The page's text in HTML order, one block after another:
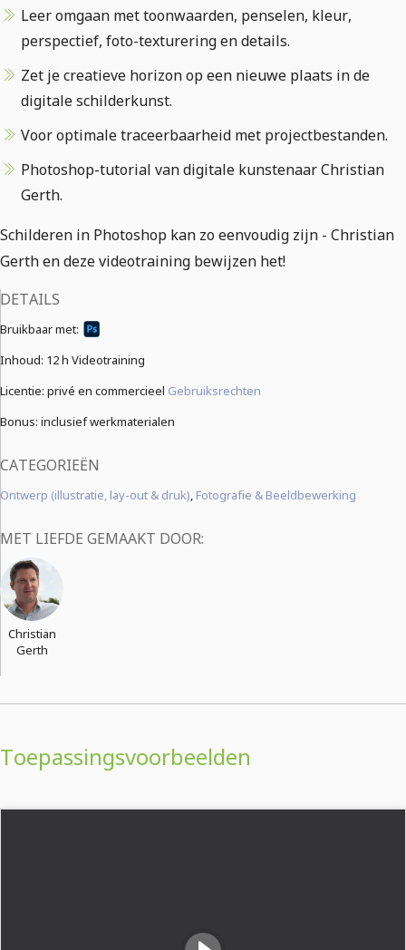
Leer omgaan met toonwaarden, penselen, kleur,
perspectief, foto-texturering en details.
Zet je creatieve horizon op een nieuwe plaats in de
digitale schilderkunst.
Voor optimale traceerbaarheid met projectbestanden.
Photoshop-tutorial van digitale kunstenaar Christian
Gerth.
Schilderen in Photoshop kan zo eenvoudig zijn - Christian
Gerth en deze videotraining bewijzen het!
DETAILS
Bruikbaar met:
Inhoud: 12 h Videotraining
Licentie: privé en commercieel Gebruiksrechten
Bonus: inclusief werkmaterialen
CATEGORIEËN
Ontwerp (illustratie, lay-out & druk), Fotografie & Beeldbewerking
MET LIEFDE GEMAAKT DOOR:
Christian
Gerth
Toepassingsvoorbeelden